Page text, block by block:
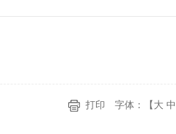
打印 字体：【 大 中